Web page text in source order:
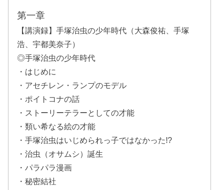
第一章
【講演録】手塚治虫の少年時代（大森俊祐、手塚
浩、宇都美奈子）
◎手塚治虫の少年時代
・はじめに
・アセチレン・ランプのモデル
・ポイトコナの話
・ストーリーテラーとしての才能
・類い希なる絵の才能
・手塚治虫はいじめられっ子ではなかった!?
・治虫（オサムシ）誕生
・パラパラ漫画
・秘密結社